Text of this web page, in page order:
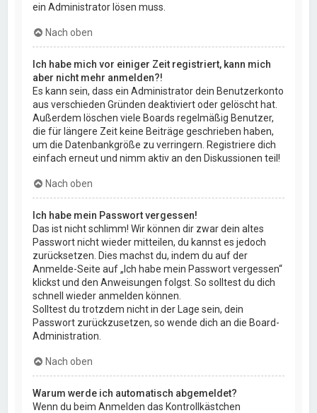
ein Administrator lösen muss.
Nach oben
Ich habe mich vor einiger Zeit registriert, kann mich
aber nicht mehr anmelden?!
Es kann sein, dass ein Administrator dein Benutzerkonto
aus verschieden Gründen deaktiviert oder gelöscht hat.
Außerdem löschen viele Boards regelmäßig Benutzer,
die für längere Zeit keine Beiträge geschrieben haben,
um die Datenbankgröße zu verringern. Registriere dich
einfach erneut und nimm aktiv an den Diskussionen teil!
Nach oben
Ich habe mein Passwort vergessen!
Das ist nicht schlimm! Wir können dir zwar dein altes
Passwort nicht wieder mitteilen, du kannst es jedoch
zurücksetzen. Dies machst du, indem du auf der
Anmelde-Seite auf „Ich habe mein Passwort vergessen“
klickst und den Anweisungen folgst. So solltest du dich
schnell wieder anmelden können.
Solltest du trotzdem nicht in der Lage sein, dein
Passwort zurückzusetzen, so wende dich an die Board-
Administration.
Nach oben
Warum werde ich automatisch abgemeldet?
Wenn du beim Anmelden das Kontrollkästchen